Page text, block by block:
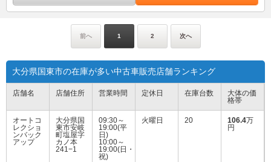
前へ 1 2 次へ
大分県国東市の在庫が多い中古車販売店舗ランキング
店舗名 店舗住所 営業時間 定休日 在庫台数
大体の価
格帯
オートコ
レクショ
ンバック
アップ
大分県国
東市安岐
町塩屋字
カノ本
241−1
09:30～
19:00(平
日)
10:00～
19:00(日・
祝)
火曜日 20 106.4万
円